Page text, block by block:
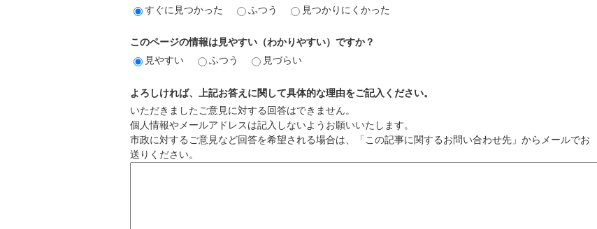
すぐに見つかった
ふつう 見つかりにくかった
このページの情報は見やすい（わかりやすい）ですか？
見やすい
ふつう 見づらい
よろしければ、上記お答えに関して具体的な理由をご記入ください。
いただきましたご意見に対する回答はできません。
個人情報やメールアドレスは記入しないようお願いいたします。
市政に対するご意見など回答を希望される場合は、「この記事に関するお問い合わせ先」からメールでお
送りください。